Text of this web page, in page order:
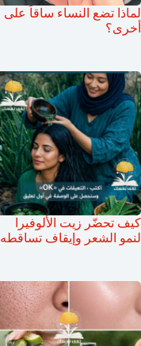
لماذا تضع النساء ساقاً على
أخرى؟
كيف تحضّر زيت الألوفيرا
لنمو الشعر وإيقاف تساقطه